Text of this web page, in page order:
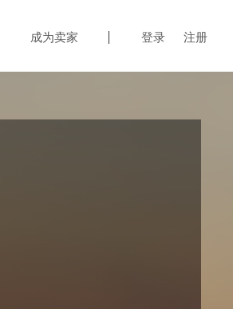
成为卖家 登录 注册